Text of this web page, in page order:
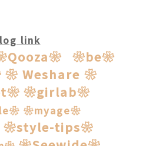
link
❀be❀
❀ Weshare ❀
❀girlab❀
❀myage❀
❀style-tips❀